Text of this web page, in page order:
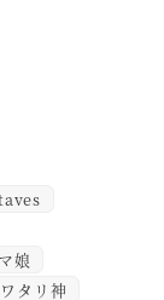
娘
タリ神